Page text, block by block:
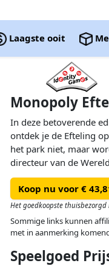
Laagste ooit
Monopoly
In deze betoverende
ontdek je de Efteling
het park niet, maar
directeur van de
jij verantwoordelijk
ervoor dat de gast
genieten, maar het is
voldoende
Tijdens dit avontuur
sprookje kan ook hier
Koop nu voor €
Het goedkoopste thuisbezorgd
Sommige links kunnen
met in aanmerking
Speelgoed